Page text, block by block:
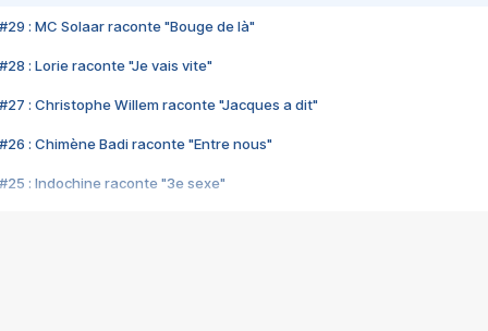
#29 : MC Solaar raconte "Bouge de là"
#28 : Lorie raconte "Je vais vite"
#27 : Christophe Willem raconte "Jacques a dit"
#26 : Chimène Badi raconte "Entre nous"
#25 : Indochine raconte "3e sexe"